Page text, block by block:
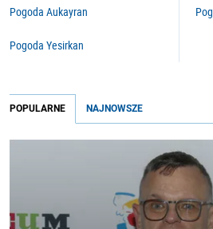
Pogoda Aukayran
Pogoda Yesirkan
POPULARNE NAJNOWSZE